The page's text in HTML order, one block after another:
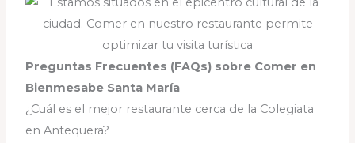
Preguntas Frecuentes (FAQs) sobre Comer en
Bienmesabe Santa María
¿Cuál es el mejor restaurante cerca de la Colegiata
en Antequera?